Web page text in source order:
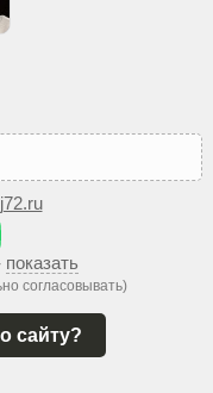
показать
согласовывать)
сайту?